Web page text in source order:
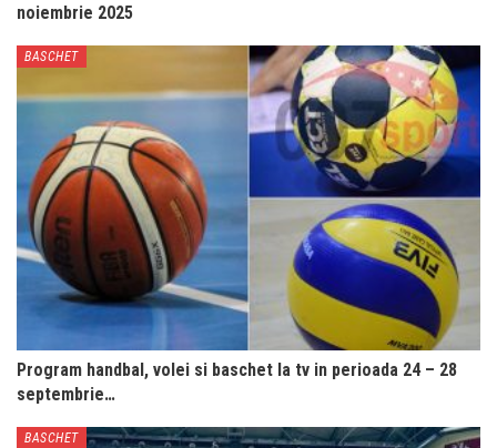
noiembrie 2025
BASCHET
Program handbal, volei si baschet la tv in perioada 24 – 28
septembrie…
BASCHET